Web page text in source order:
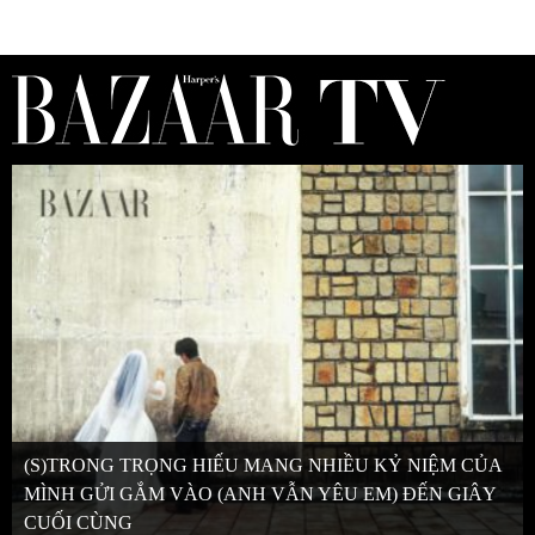
(S)TRONG TRỌNG HIẾU MANG NHIỀU KỶ NIỆM CỦA
MÌNH GỬI GẮM VÀO (ANH VẪN YÊU EM) ĐẾN GIÂY
CUỐI CÙNG